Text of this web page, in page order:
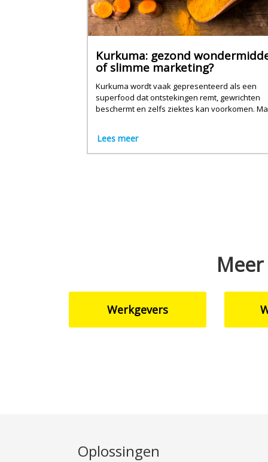
Kurkuma: gezond
of slimme marketing?
Kurkuma wordt vaak gepresenteerd als een
superfood dat ontstekingen remt, gewrichten
beschermt en zelfs ziektes kan voorkomen.
Lees meer
Werkgevers
Oplossingen